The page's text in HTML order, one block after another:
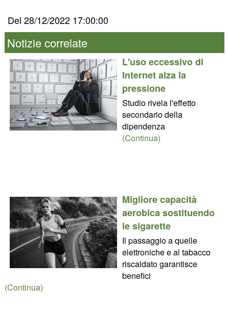
Del 28/12/2022 17:00:00
Notizie correlate
L'uso eccessivo di
Internet alza la
pressione
Studio rivela l'effetto
secondario della
dipendenza
(Continua)
Migliore capacità
aerobica sostituendo
le sigarette
Il passaggio a quelle
elettroniche e al tabacco
riscaldato garantisce
benefici
(Continua)